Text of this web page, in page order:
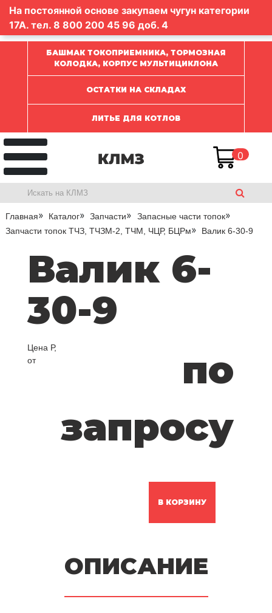
На постоянной основе закупаем чугун категории
17А. тел. 8 800 200 45 96 доб. 4
БАШМАК ТОКОПРИЕМНИКА, ТОРМОЗНАЯ
КОЛОДКА, КОРПУС МУЛЬТИЦИКЛОНА
ОСТАТКИ НА СКЛАДАХ
ЛИТЬЕ ДЛЯ КОТЛОВ
0
Главная Каталог Запчасти
Запасные части топок
Запчасти топок ТЧЗ, ТЧЗМ-2, ТЧМ, ЧЦР, БЦРм
Валик 6-30-9
Валик 6-
30-9
Цена Р,
от
по
запросу
В КОРЗИНУ
ОПИСАНИЕ